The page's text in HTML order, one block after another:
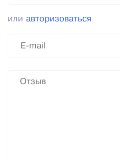
или авторизоваться